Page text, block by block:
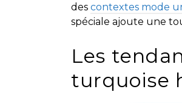
des contextes mode
spéciale ajoute une
Les
turquoise